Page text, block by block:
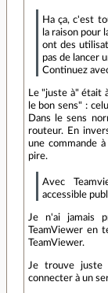
Ha ça, c'est
la raison pour
ont des
pas de lancer
Continuez
Le "juste à" était
le bon sens" :
Dans le sens
routeur. En
une commande
pire.
Avec
accessible
Je n'ai jamais
TeamViewer en
TeamViewer.
Je trouve juste
connecter à un